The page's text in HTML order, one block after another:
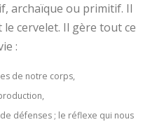
archaïque ou primitif. Il
cervelet. Il gère tout ce
:
de notre corps,
défenses ; le réflexe qui nous